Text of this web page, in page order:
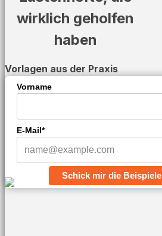
wirklich geholfen
haben
Vorlagen aus der Praxis
Vorname
E-Mail*
Schick mir die Beispiele